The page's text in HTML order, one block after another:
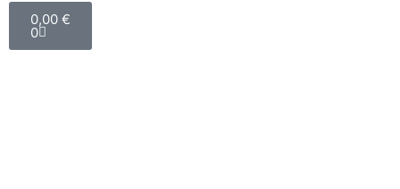
0,00 €
0